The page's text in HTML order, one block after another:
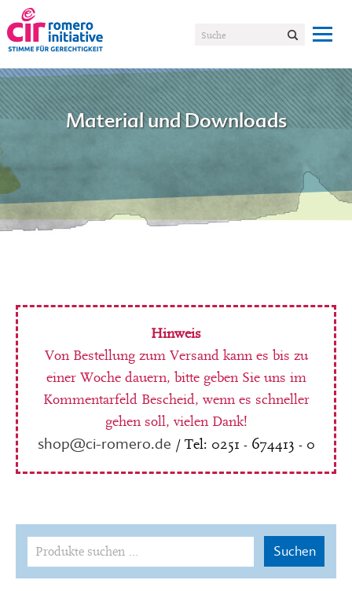
Material und Downloads
Hinweis
Von Bestellung zum Versand kann es bis zu
einer Woche dauern, bitte geben Sie uns im
Kommentarfeld Bescheid, wenn es schneller
gehen soll, vielen Dank!
shop@ci-romero.de / Tel: 0251 - 674413 - 0
Suchen
nach:
Suchen